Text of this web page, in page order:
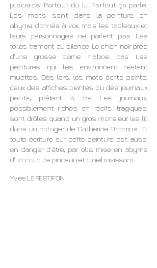
placards. Partout du lu. Partout ça parle.
Les mots sont dans la peinture, en
abyme, donnés à voir, mais les tableaux et
leurs personnages ne parlent pas. Les
toiles trament du silence. Le chien noir près
d'une grosse dame n'aboie pas. Les
peintures qui les environnent restent
muettes. Dès lors, les mots écrits peints,
ceux des affiches peintes ou des journaux
peints, prêtent à rire. Les journaux,
possiblement riches en récits tragiques,
sont drôles quand un gros monsieur les lit
dans un potager de Catherine Dhomps. Et
toute écriture sur cette peinture est aussi
en danger d'être, par elle, mise en abyme
d'un coup de pinceau et d'oeil ravissant.
Yves LE PESTIPON